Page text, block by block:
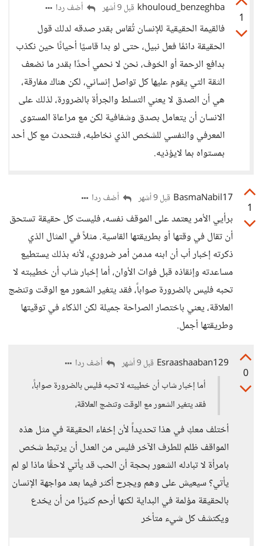
1
khouloud_benzeghba قبل 9 أشهر أضف ردا
فالقيمة الحقيقية للإنسان تُقاس بقدر صدقه لدلك قول
الحقيقة دائمًا فعل نبيل، حتى لو بدا قاسيًا أحيانًا حين نكذب
بدافع الرحمة أو الخوف، نحن لا نحمي أحدًا بقدر ما نضعف
الثقة التي يقوم عليها كل تواصل إنساني، لكن هناك مفارقة،
هي أن الصدق لا يعني التسلط والجرأة بالضرورة، لذلك على
الانسان أن يتعامل بصدق وشفافية لكن مع مراعاة المستوى
المعرفي والنفسي للشخص الذي نخاطبه، فنتحدث مع كل أحد
بمستواه بما لايؤذيه.
1
BasmaNabil17 قبل 9 أشهر أضف ردا
برأيي الأمر يعتمد على الموقف نفسه، فليست كل حقيقة تستحق
أن تقال في وقتها أو بطريقتها القاسية. مثلاً في المثال الذي
ذكرته إخبار أب أن ابنه مدمن أمر ضروري، لأنه بذلك يستطيع
مساعدته وإنقاذه قبل فوات الأوان، أما إخبار شاب أن خطيبته لا
تحبه فليس بالضرورة صواباً، فقد يتغير الشعور مع الوقت وتنضج
العلاقة، يعني باختصار الصراحة جميلة لكن الذكاء في توقيتها
وطريقتها أجمل.
0
Esraashaaban129 قبل 9 أشهر
أضف ردا
أما إخبار شاب أن خطيبته لا تحبه فليس بالضرورة صواباً،
فقد يتغير الشعور مع الوقت وتنضج العلاقة،
أختلف معكِ في هذا تحديداً لأن إخفاء الحقيقة في مثل هذه
المواقف ظلم للطرف الآخر فليس من العدل أن يرتبط شخص
بامرأة لا تبادله الشعور بحجة أن الحب قد يأتي لاحقًا ماذا لو لم
يأتي؟ سيعيش على وهم ويجرح أكثر فيما بعد مواجهة الإنسان
بالحقيقة مؤلمة في البداية لكنها أرحم كثيرًا من أن يخدع
ويكتشف كل شيء متأخر